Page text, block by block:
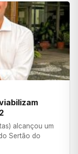
alcançou um
Sertão do